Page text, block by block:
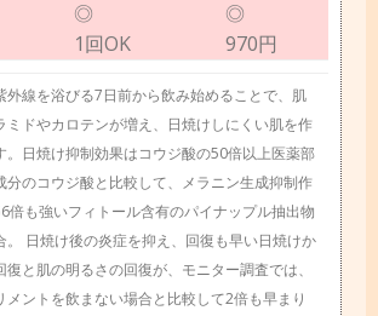
◎
1回OK
◎
970円
外線を浴びる7日前から飲み始めることで、肌
ミドやカロテンが増え、日焼けしにくい肌を作
。日焼け抑制効果はコウジ酸の50倍以上医薬部
分のコウジ酸と比較して、メラニン生成抑制作
倍も強いフィトール含有のパイナップル抽出物
。 日焼け後の炎症を抑え、回復も早い日焼けか
復と肌の明るさの回復が、モニター調査では、
メントを飲まない場合と比較して2倍も早まり